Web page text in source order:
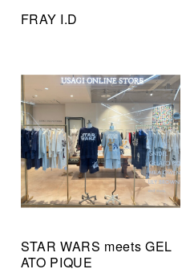
FRAY I.D
STAR WARS meets GEL
ATO PIQUE